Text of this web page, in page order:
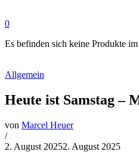
0
Es befinden sich keine Produkte
Allgemein
Heute ist Samstag –
von Marcel Heuer
/
2. August 20252. August 2025